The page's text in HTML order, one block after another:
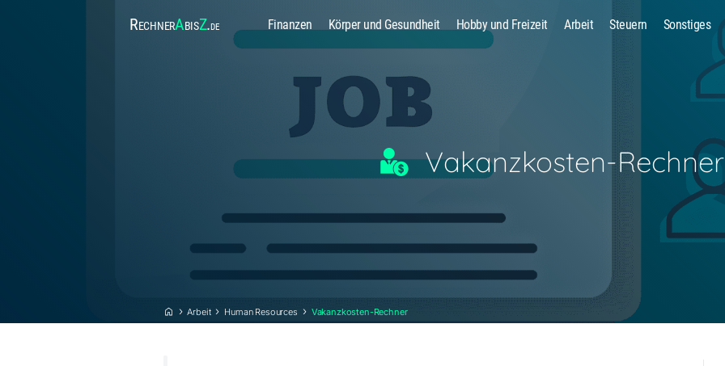
RechnerAbisZ.de Finanzen Körper und Gesundheit Hobby und Freizeit Arbeit Steuern Sonstiges
Arbeit Human Resources Vakanzkosten-Rechner
Vakanzkosten-Rechner